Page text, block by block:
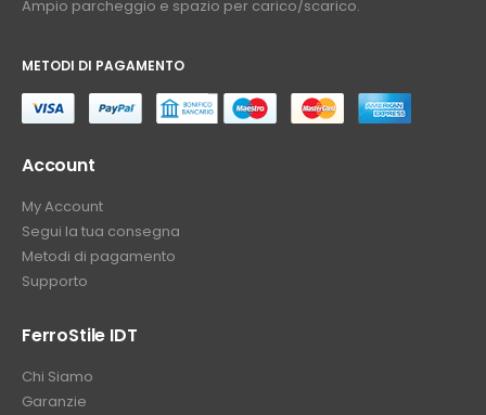
Ampio parcheggio e spazio per carico/scarico.
METODI DI PAGAMENTO
Account
My Account
Segui la tua consegna
Metodi di pagamento
Supporto
FerroStile IDT
Chi Siamo
Garanzie